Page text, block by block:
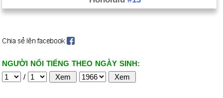
NGƯỜI NỔI TIẾNG THEO NGÀY SINH:
/